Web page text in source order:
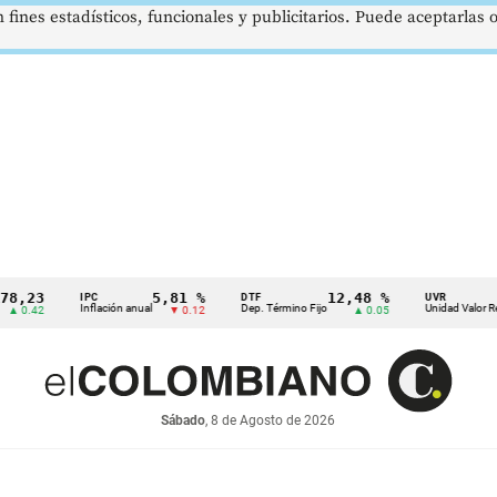
IPC
Inflación anual
5,81 %
▼ 0.12
DTF
Dep. Término Fijo
12,48 %
▲ 0.05
UVR
Unidad Valor Real
Sábado, 8 de Agosto de 2026
estadísticos, funcionales y publicitarios. Puede aceptarlas